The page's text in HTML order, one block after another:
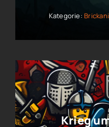
Kategorie:
Krieg